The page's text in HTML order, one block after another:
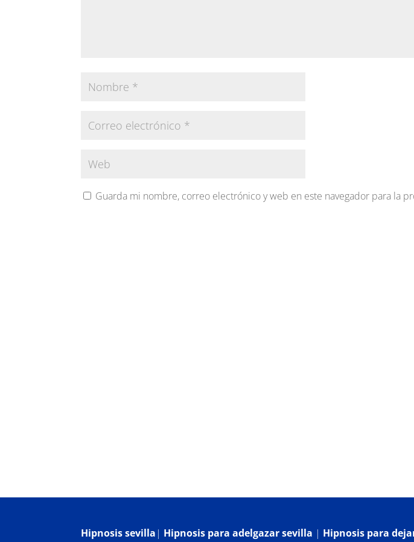
Guarda mi nombre, correo electrónico y web en este navegador para la
Hipnosis sevilla | Hipnosis para adelgazar sevilla | Hipnosis para